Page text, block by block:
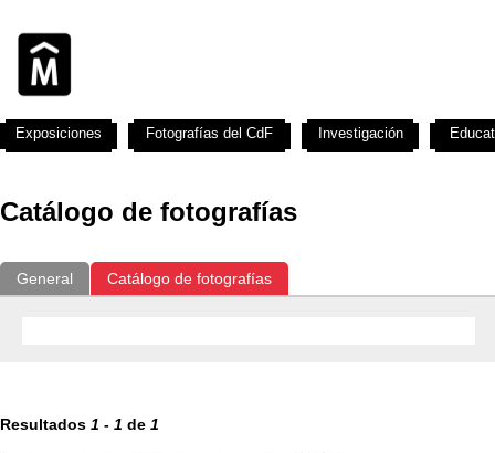
Catálogo de fotografías
General Catálogo de fotografías
Resultados 1 - 1 de 1
Exposiciones Fotografías del CdF Investigación